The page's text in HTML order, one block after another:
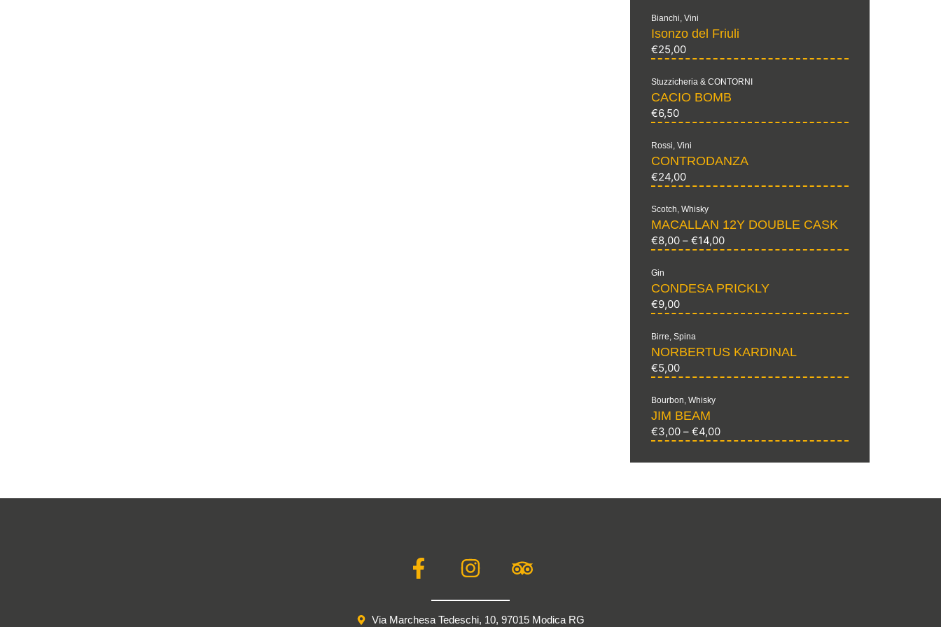
Bianchi, Vini
Isonzo del Friuli
€25,00
Stuzzicheria & CONTORNI
CACIO BOMB
€6,50
Rossi, Vini
CONTRODANZA
€24,00
Scotch, Whisky
MACALLAN 12Y DOUBLE CASK
€8,00 – €14,00
Gin
CONDESA PRICKLY
€9,00
Birre, Spina
NORBERTUS KARDINAL
€5,00
Bourbon, Whisky
JIM BEAM
€3,00 – €4,00
F
a
e
I
n
s
t
T
r
p
Via Marchesa Tedeschi, 10, 97015 Modica RG